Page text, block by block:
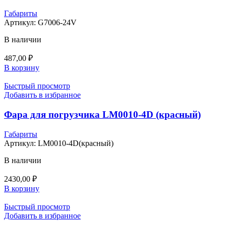
Габариты
Артикул: G7006-24V
В наличии
487,00 ₽
В корзину
Быстрый просмотр
Добавить в избранное
Фара для погрузчика LM0010-4D (красный)
Габариты
Артикул: LM0010-4D(красный)
В наличии
2430,00 ₽
В корзину
Быстрый просмотр
Добавить в избранное